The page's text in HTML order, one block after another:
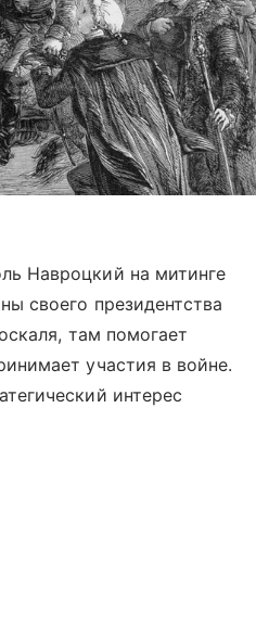
Навроцкий на митинге
своего президентства
там помогает
участия в войне.
интерес